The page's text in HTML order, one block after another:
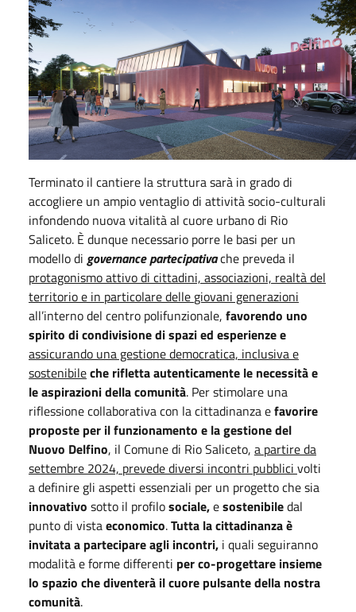
Terminato il cantiere la struttura sarà in grado di
accogliere un ampio ventaglio di attività socio-culturali
infondendo nuova vitalità al cuore urbano di Rio
Saliceto. È dunque necessario porre le basi per un
modello di governance partecipativache preveda il
protagonismo attivo di cittadini, associazioni, realtà del
territorio e in particolare delle giovani generazioni
all’interno del centro polifunzionale, favorendo uno
spirito di condivisione di spazi ed esperienze e
assicurando una gestione democratica, inclusiva e
sostenibileche rifletta autenticamente le necessità e
le aspirazioni della comunità. Per stimolare una
riflessione collaborativa con la cittadinanza efavorire
proposte per il funzionamento e la gestione del
Nuovo Delfino, il Comune di Rio Saliceto, a partire da
settembre 2024, prevede diversi incontri pubblici volti
a definire gli aspetti essenziali per un progettoche sia
innovativo sotto il profilosociale,esostenibiledal
punto di vistaeconomico.Tutta la cittadinanza è
invitata a partecipare agli incontri, i quali seguiranno
modalità e forme differenti per co-progettare insieme
lo spazio che diventerà il cuore pulsante della nostra
comunità.